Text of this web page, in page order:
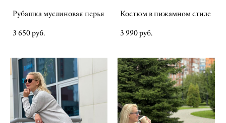
Рубашка муслиновая перья
3 650 pуб.
Костюм в пижамном стиле
3 990 pуб.